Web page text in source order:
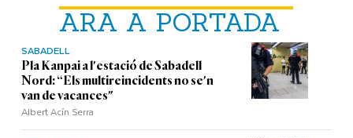
ARA A PORTADA
SABADELL
Pla Kanpai a l'estació de Sabadell
Nord: “Els multireincidents no se'n
van de vacances"
Albert Acín Serra